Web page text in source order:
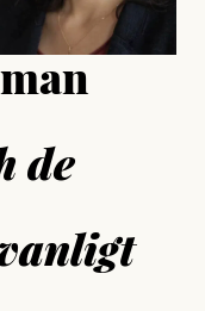
de